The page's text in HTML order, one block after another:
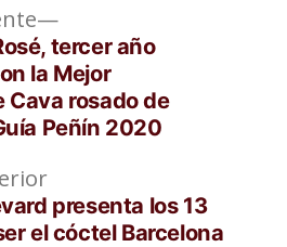
Entrada
anterior:
presenta los 13
el cóctel Barcelona
Entrada
siguiente:
tercer año
la Mejor
rosado de
Peñín 2020